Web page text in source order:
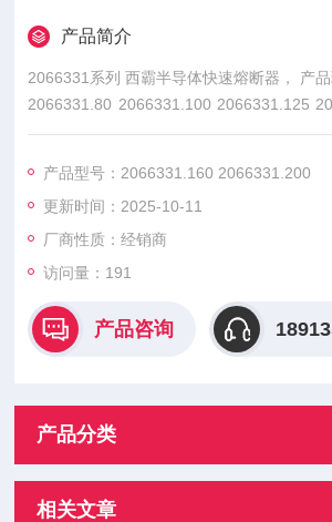
产品简介
2066331系列 西霸半导体快速熔断器
2066331.80 2066331.100 2066331.125
1.200
额定电流与短路特性，当出现过载或内部短
内可靠熔断，切断故障电流。
产品型号：2066331.160 2066331.200
更新时间：2025-10-11
厂商性质：经销商
访问量：191
产品咨询
产品分类
相关文章